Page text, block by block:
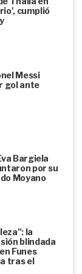
cumplió
Messi
gol ante
Bargiela
por su
Moyano
la
blindada
Funes
tras el